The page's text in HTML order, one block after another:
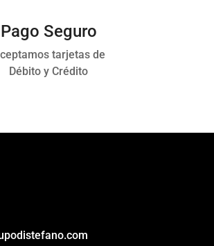
Pago Seguro
tarjetas de
Débito y Crédito